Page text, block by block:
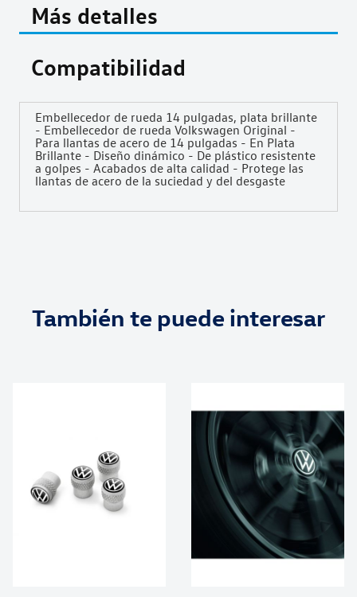
Más detalles
Compatibilidad
Embellecedor de rueda 14 pulgadas, plata brillante
- Embellecedor de rueda Volkswagen Original -
Para llantas de acero de 14 pulgadas - En Plata
Brillante - Diseño dinámico - De plástico resistente
a golpes - Acabados de alta calidad - Protege las
llantas de acero de la suciedad y del desgaste
También te puede interesar